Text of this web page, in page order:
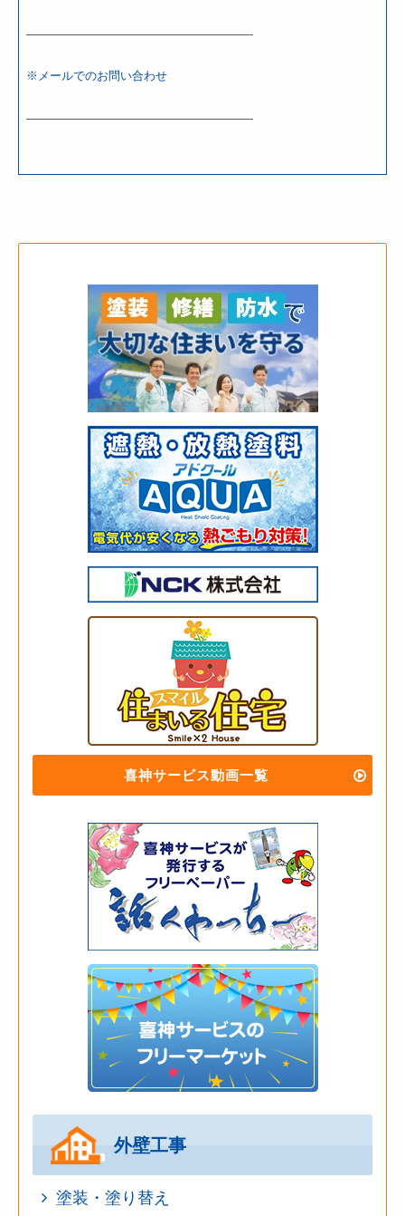
———————————————————-
※メールでのお問い合わせ
———————————————————-
喜神サービス動画一覧
外壁工事
塗装・塗り替え